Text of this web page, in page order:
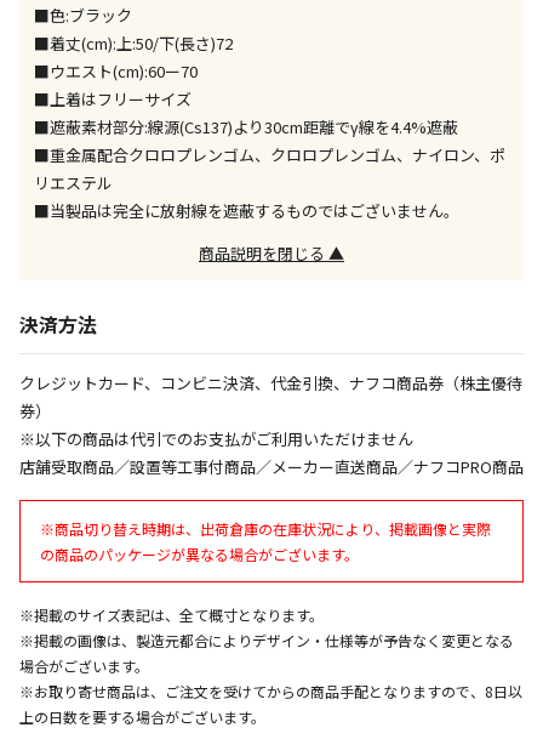
宅配のみでお届けする商品です（店舗受取は選択でき
ません）
※「宅配・店舗受取」「宅配のみ」マークの商品のみ
同時購入が可能です
午前9時までのご注文確定した商品については、当日に
ただし、メーカーの営業日に基づき出荷手続きを行う
また、日曜・祝日や年末年始などの長期休業期間中
お見積商品です。金額・施工日はお打ち合わせの上、
決定となります。
お見積商品です。金額・施工日はお打ち合わせの上、
決定となります。
エアコンの取付工事が必要な商品です。別途費用が発
生する場合がございます。
■色:ブラック
■着丈(cm):上:50/下(長さ)72
■ウエスト(cm):60ー70
■上着はフリーサイズ
■遮蔽素材部分:線源(Cs137)より30cm距離でγ線を4.4%遮蔽
■重金属配合クロロプレンゴム、クロロプレンゴム、ナイロン、ポ
リエステル
■当製品は完全に放射線を遮蔽するものではございません。
商品説明を閉じる ▲
決済方法
クレジットカード、コンビニ決済、代金引換、ナフコ商品券（株主優待
券）
※以下の商品は代引でのお支払がご利用いただけません
店舗受取商品／設置等工事付商品／メーカー直送商品／ナフコPRO商品
※商品切り替え時期は、出荷倉庫の在庫状況により、掲載画像と実際
の商品のパッケージが異なる場合がございます。
※掲載のサイズ表記は、全て概寸となります。
※掲載の画像は、製造元都合によりデザイン・仕様等が予告なく変更となる
場合がございます。
※お取り寄せ商品は、ご注文を受けてからの商品手配となりますので、8日以
上の日数を要する場合がございます。